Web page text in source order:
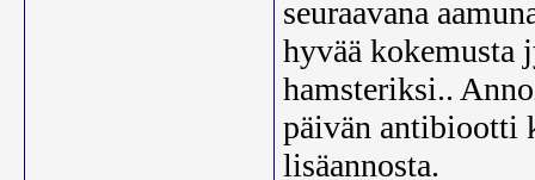
seuraavana
hyvää kokemusta
hamsteriksi..
päivän antibiootti
lisäannosta.